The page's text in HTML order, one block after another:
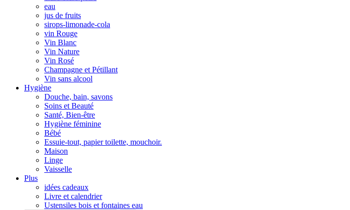
eau
jus de fruits
sirops-limonade-cola
vin Rouge
Vin Blanc
Vin Nature
Vin Rosé
Champagne et Pétillant
Vin sans alcool
Hygiène
Douche, bain, savons
Soins et Beauté
Santé, Bien-être
Hygiène féminine
Bébé
Essuie-tout, papier toilette, mouchoir.
Maison
Linge
Vaisselle
Plus
idées cadeaux
Livre et calendrier
Ustensiles bois et fontaines eau